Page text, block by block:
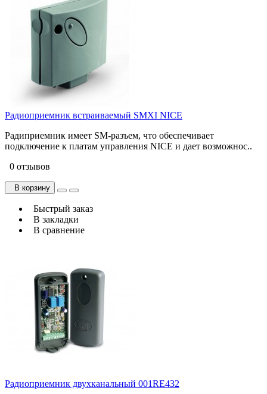
Радиоприемник встраиваемый SMXI NICE
Радиприемник имеет SM-разъем, что обеспечивает
подключение к платам управления NICE и дает возможнос..
0 отзывов
В корзину
Быстрый заказ
В закладки
В сравнение
Радиоприемник двухканальный 001RE432